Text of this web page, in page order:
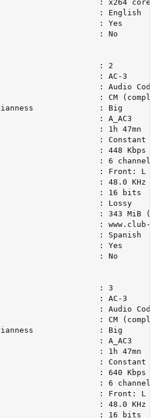
: x264 core 130
: English
: Yes
: No
: 2
: AC-3
: Audio
: CM
: Big
: A_AC3
: 1h 47mn
: Constant
: 448 Kbps
: 6 channels
: Front: L C
: 48.0 KHz
: 16 bits
: Lossy
: 343 MiB
: www.club-
: Spanish
: Yes
: No
: 3
: AC-3
: Audio
: CM
: Big
: A_AC3
: 1h 47mn
: Constant
: 640 Kbps
: 6 channels
: Front: L C
: 48.0 KHz
: 16 bits